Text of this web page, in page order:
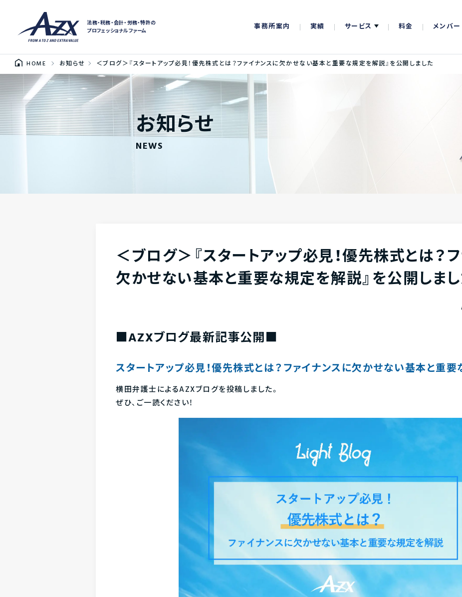
法務・税務・会計・労務・特許の
プロフェッショナルファーム
事務所案内 実績 サービス 料金 メンバー
HOME お知らせ ＜ブログ＞『スタートアップ必見！優先株式とは？ファイナンスに欠かせない基本と重要な規定を解説』を公開しました
お知らせ
NEWS
＜ブログ＞『スタートアップ必見！優先株式とは？
欠かせない基本と重要な規定を解説』を公開しま
■AZXブログ最新記事公開■
スタートアップ必見！優先株式とは？ファイナンスに欠かせない基本と重
横田弁護士によるAZXブログを投稿しました。
ぜひ、ご一読ください！